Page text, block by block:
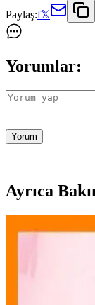
Paylaş:f𝕏
Yorumlar:
Yorum
Ayrıca
Evcil Hayvan